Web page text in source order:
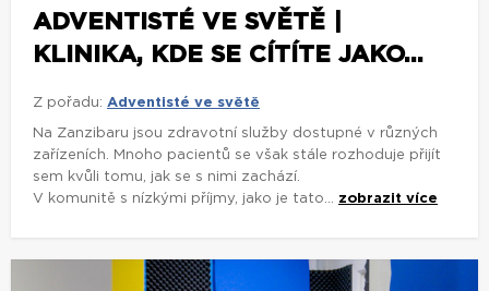
ADVENTISTÉ VE SVĚTĚ |
KLINIKA, KDE SE CÍTÍTE JAKO...
Z pořadu: Adventisté ve světě
Na Zanzibaru jsou zdravotní služby dostupné v různých
zařízeních. Mnoho pacientů se však stále rozhoduje přijít
sem kvůli tomu, jak se s nimi zachází.
V komunitě s nízkými příjmy, jako je tato... zobrazit více